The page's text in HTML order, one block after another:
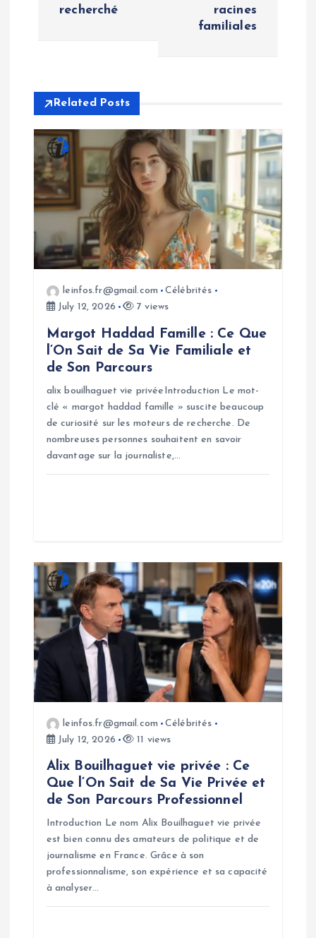
v
g
a
t
recherché
racines
familiales
Related Posts
leinfos.fr@gmail.com
Célébrités
July 12, 2026
7 views
Margot Haddad Famille : Ce Que
l’On Sait de Sa Vie Familiale et
de Son Parcours
alix bouilhaguet vie privéeIntroduction Le mot-
clé « margot haddad famille » suscite beaucoup
de curiosité sur les moteurs de recherche. De
nombreuses personnes souhaitent en savoir
davantage sur la journaliste,…
leinfos.fr@gmail.com
Célébrités
July 12, 2026
11 views
Alix Bouilhaguet vie privée : Ce
Que l’On Sait de Sa Vie Privée et
de Son Parcours Professionnel
Introduction Le nom Alix Bouilhaguet vie privée
est bien connu des amateurs de politique et de
journalisme en France. Grâce à son
professionnalisme, son expérience et sa capacité
à analyser…